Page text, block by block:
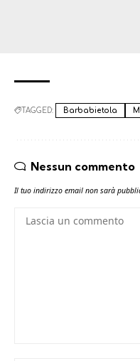
TAGGED: Barbabietola
Nessun commento
Il tuo indirizzo email non sarà